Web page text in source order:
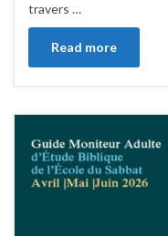
travers …
Read more